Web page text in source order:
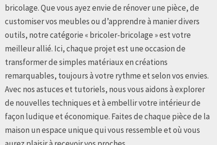
bricolage. Que vous ayez envie de rénover une pièce, de
customiser vos meubles ou d’apprendre à manier divers
outils, notre catégorie « bricoler-bricolage » est votre
meilleur allié. Ici, chaque projet est une occasion de
transformer de simples matériaux en créations
remarquables, toujours à votre rythme et selon vos envies.
Avec nos astuces et tutoriels, nous vous aidons à explorer
de nouvelles techniques et à embellir votre intérieur de
façon ludique et économique. Faites de chaque pièce de la
maison un espace unique qui vous ressemble et où vous